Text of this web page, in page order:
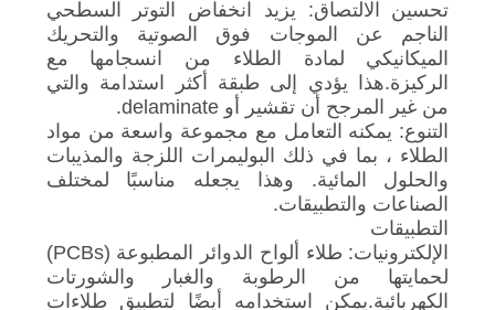
تحسين الالتصاق: يزيد انخفاض التوتر السطحي
الناجم عن الموجات فوق الصوتية والتحريك
الميكانيكي لمادة الطلاء من انسجامها مع
الركيزة.هذا يؤدي إلى طبقة أكثر استدامة والتي
من غير المرجح أن تقشير أو delaminate.
التنوع: يمكنه التعامل مع مجموعة واسعة من مواد
الطلاء ، بما في ذلك البوليمرات اللزجة والمذيبات
والحلول المائية. وهذا يجعله مناسبًا لمختلف
الصناعات والتطبيقات.
التطبيقات
الإلكترونيات: طلاء ألواح الدوائر المطبوعة (PCBs)
لحمايتها من الرطوبة والغبار والشورتات
الكهربائية.يمكن استخدامه أيضًا لتطبيق طلاءات